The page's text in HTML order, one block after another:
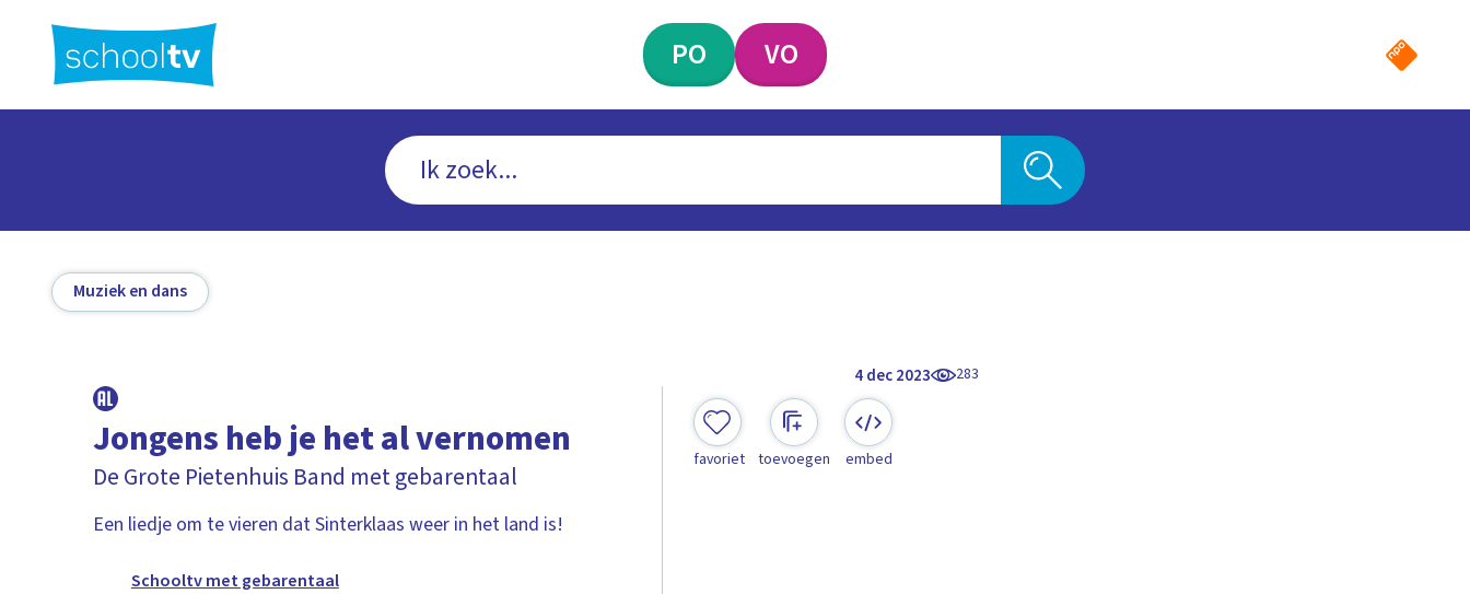
hoofdinhoud
PO VO
Muziek en dans
4 dec 2023 283
Jongens heb je het al vernomen
De Grote Pietenhuis Band met gebarentaal
Een liedje om te vieren dat Sinterklaas weer in het land is!
Schooltv met gebarentaal
favoriet toevoegen embed